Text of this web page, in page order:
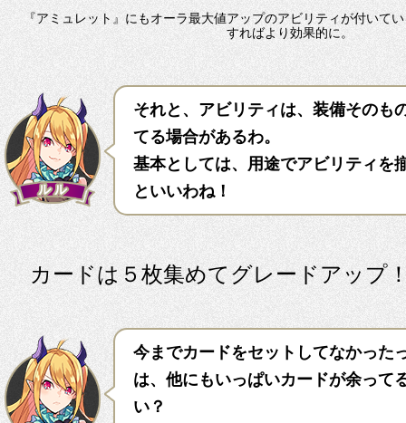
『アミュレット』にもオーラ最大値アップのアビリティが付いて
すればより効果的に。
それと、アビリティは、装備そのも
てる場合があるわ。
基本としては、用途でアビリティを
といいわね！
カードは５枚集めてグレードアップ
今までカードをセットしてなかった
は、他にもいっぱいカードが余って
い？